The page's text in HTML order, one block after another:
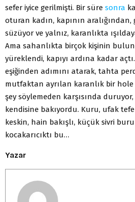
sefer iyice gerilmişti. Bir süre sonra
oturan kadın, kapının
süzüyor ve yalnız, karanlıkta
Ama sahanlıkta birçok kişinin
yüreklendi, kapıyı ardına kadar
eşiğinden adımını atarak, tahta
mutfaktan ayrılan karanlık bir hole
şey söylemeden karşısında
kendisine bakıyordu. Kuru, ufak
keskin, hain bakışlı, küçük sivri
kocakarıcıktı bu…
Yazar